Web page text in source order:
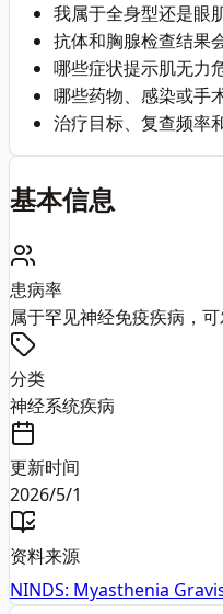
我属于全身型还是眼
抗体和胸腺检查结果
哪些症状提示肌无力
哪些药物、感染或手
治疗目标、复查频率
基本信息
患病率
属于罕见神经免疫疾病，
分类
神经系统疾病
更新时间
2026/5/1
资料来源
NINDS: Myasthenia